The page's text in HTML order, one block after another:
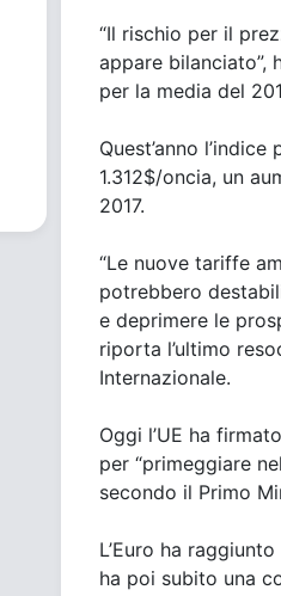
“Il rischio per il
appare bilanciato”,
per la media del
Quest’anno
1.312$/oncia, un
2017.
“Le nuove tariffe
potrebbero
e deprimere le
riporta l’ultimo
Internazionale.
Oggi l’UE ha
per “primeggiare
secondo il Primo
L’Euro ha
ha poi subito una